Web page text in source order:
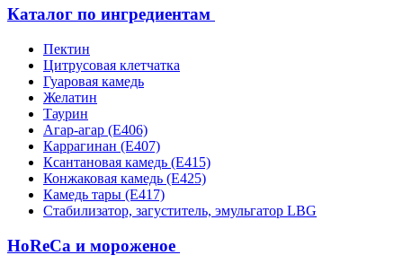
Каталог по ингредиентам
Пектин
Цитрусовая клетчатка
Гуаровая камедь
Желатин
Таурин
Агар-агар (Е406)
Каррагинан (Е407)
Ксантановая камедь (Е415)
Конжаковая камедь (Е425)
Камедь тары (Е417)
Стабилизатор, загуститель, эмульгатор LBG
HoReCa и мороженое